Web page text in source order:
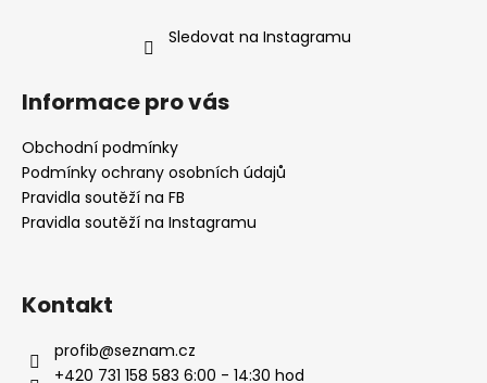
Sledovat na Instagramu
Informace pro vás
Obchodní podmínky
Podmínky ochrany osobních údajů
Pravidla soutěží na FB
Pravidla soutěží na Instagramu
Kontakt
profib@seznam.cz
+420 731 158 583 6:00 - 14:30 hod